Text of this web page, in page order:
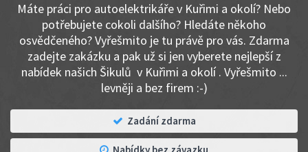
Máte práci pro autoelektrikáře v Kuřimi a okolí? Nebo
potřebujete cokoli dalšího? Hledáte někoho
osvědčeného? Vyřešmito je tu právě pro vás. Zdarma
zadejte zakázku a pak už si jen vyberete nejlepší z
nabídek našich Šikulů v Kuřimi a okolí . Vyřešmito ...
levněji a bez firem :-)
Zadání zdarma